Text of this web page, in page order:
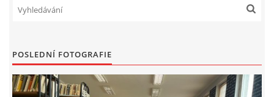
FREE WIFI
POSLEDNÍ FOTOGRAFIE